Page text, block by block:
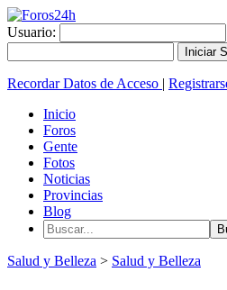
Usuario:
Recordar Datos de Acceso |
Inicio
Foros
Gente
Fotos
Noticias
Provincias
Blog
Salud y Belleza > Salud y Belleza